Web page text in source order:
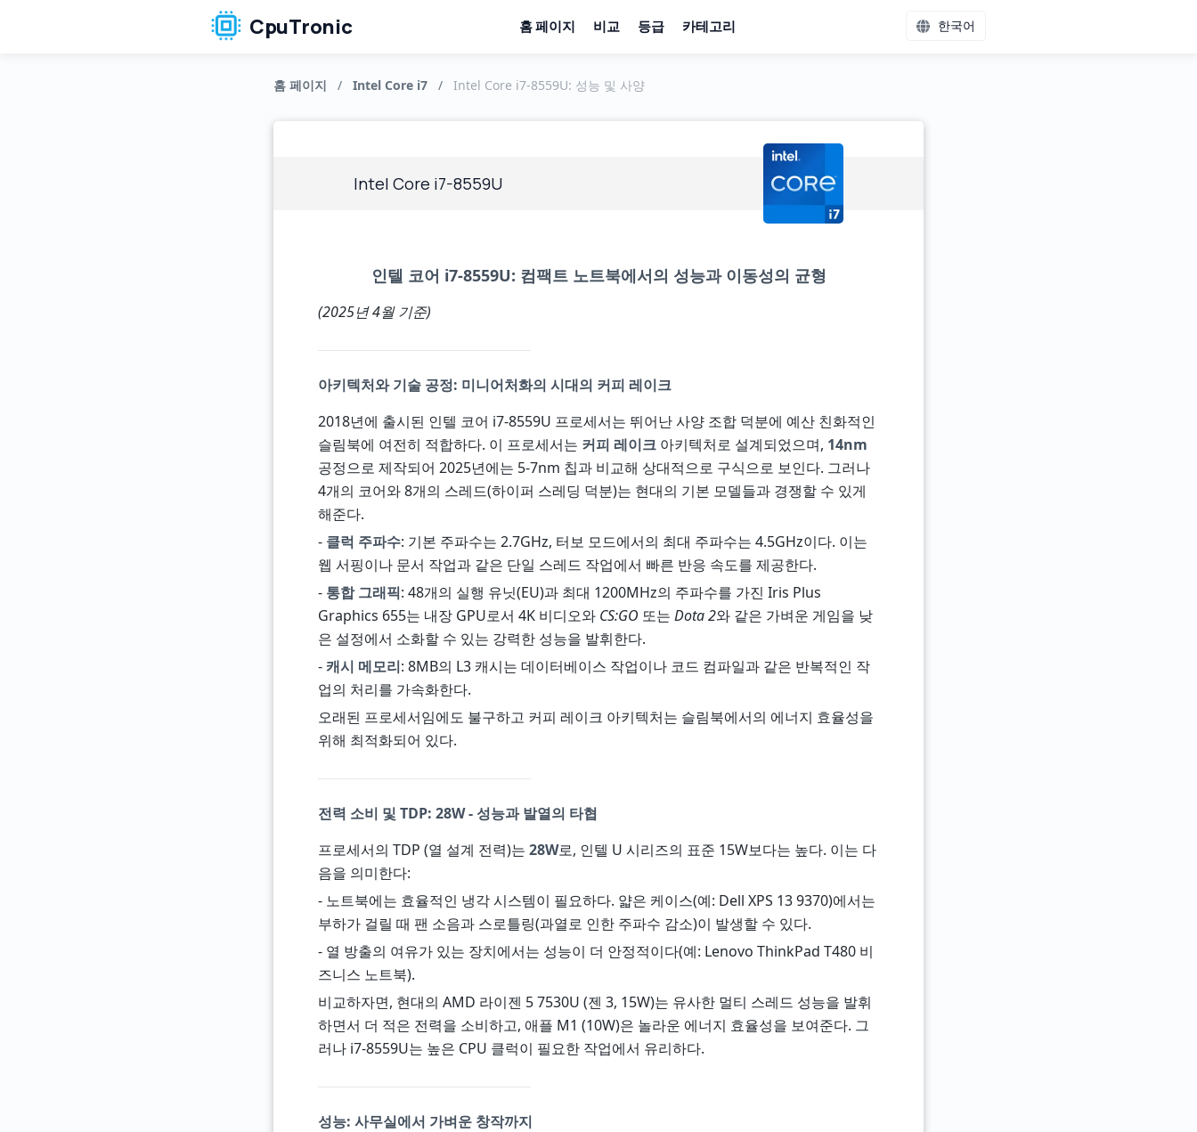
CpuTronic 홈 페이지 비교 등급 카테고리 한국어
홈 페이지 / Intel Core i7 / Intel Core i7-8559U: 성능 및 사양
Intel Core i7-8559U
인텔 코어 i7-8559U: 컴팩트 노트북에서의 성능과 이동성의 균형
(2025년 4월 기준)
아키텍처와 기술 공정: 미니어처화의 시대의 커피 레이크
2018년에 출시된 인텔 코어 i7-8559U 프로세서는 뛰어난 사양 조합 덕분에 예산 친화적인
슬림북에 여전히 적합하다. 이 프로세서는 커피 레이크 아키텍처로 설계되었으며, 14nm
공정으로 제작되어 2025년에는 5-7nm 칩과 비교해 상대적으로 구식으로 보인다. 그러나
4개의 코어와 8개의 스레드(하이퍼 스레딩 덕분)는 현대의 기본 모델들과 경쟁할 수 있게
해준다.
- 클럭 주파수: 기본 주파수는 2.7GHz, 터보 모드에서의 최대 주파수는 4.5GHz이다. 이는
웹 서핑이나 문서 작업과 같은 단일 스레드 작업에서 빠른 반응 속도를 제공한다.
- 통합 그래픽: 48개의 실행 유닛(EU)과 최대 1200MHz의 주파수를 가진 Iris Plus
Graphics 655는 내장 GPU로서 4K 비디오와 CS:GO 또는 Dota 2와 같은 가벼운 게임을 낮
은 설정에서 소화할 수 있는 강력한 성능을 발휘한다.
-캐시 메모리: 8MB의 L3 캐시는 데이터베이스 작업이나 코드 컴파일과 같은 반복적인 작
업의 처리를 가속화한다.
오래된 프로세서임에도 불구하고 커피 레이크 아키텍처는 슬림북에서의 에너지 효율성을
위해 최적화되어 있다.
전력 소비 및 TDP: 28W - 성능과 발열의 타협
프로세서의 TDP (열 설계 전력)는 28W로, 인텔 U 시리즈의 표준 15W보다는 높다. 이는 다
음을 의미한다:
- 노트북에는 효율적인 냉각 시스템이 필요하다. 얇은 케이스(예: Dell XPS 13 9370)에서는
부하가 걸릴 때 팬 소음과 스로틀링(과열로 인한 주파수 감소)이 발생할 수 있다.
- 열 방출의 여유가 있는 장치에서는 성능이 더 안정적이다(예: Lenovo ThinkPad T480 비
즈니스 노트북).
비교하자면, 현대의 AMD 라이젠 5 7530U (젠 3, 15W)는 유사한 멀티 스레드 성능을 발휘
하면서 더 적은 전력을 소비하고, 애플 M1 (10W)은 놀라운 에너지 효율성을 보여준다. 그
러나 i7-8559U는 높은 CPU 클럭이 필요한 작업에서 유리하다.
성능: 사무실에서 가벼운 창작까지